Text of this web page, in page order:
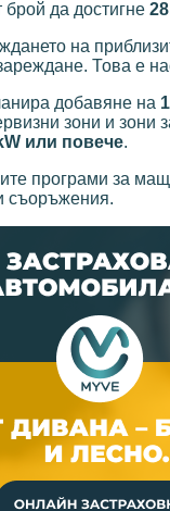
да достигне
на
Това е
добавяне на
зони и зони
или повече.
програми за
съоръжения.